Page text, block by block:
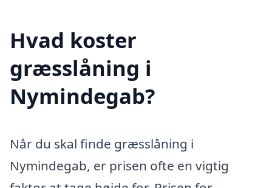
Hvad koster
græsslåning i
Nymindegab?
Når du skal finde græsslåning i
Nymindegab, er prisen ofte en vigtig